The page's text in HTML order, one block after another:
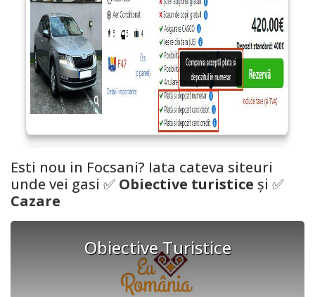
Esti nou in Focsani? Iata cateva siteuri
unde vei gasi ✅ Obiective turistice și ✅
Cazare
Obiective Turistice